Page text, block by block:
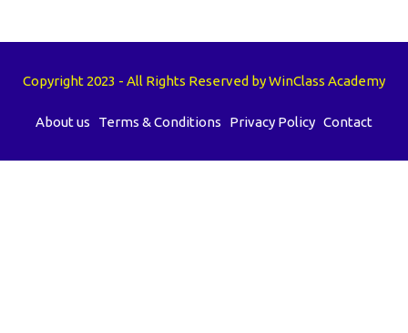
Copyright 2023 - All Rights Reserved by WinClass Academy
About us Terms & Conditions Privacy Policy Contact